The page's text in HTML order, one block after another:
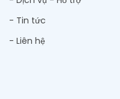
- Tin tức
- Liên hệ